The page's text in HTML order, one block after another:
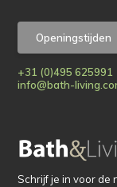
Openingstijden
+31 (0)495 625991
info@bath-
Schrijf je in voor de